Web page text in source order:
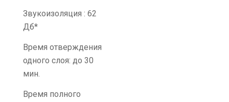
Звукоизоляция : 62
Дб*
Время отверждения
одного слоя: до 30
мин.
Время полного